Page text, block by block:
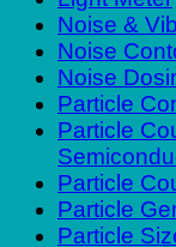
Noise &
Noise
Noise
Particle
Particle
Particle
Particle
Particle